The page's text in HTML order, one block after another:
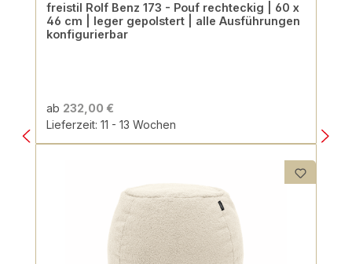
freistil Rolf Benz 173 - Pouf rechteckig | 60 x
46 cm | leger gepolstert | alle Ausführungen
konfigurierbar
ab 232,00 €
Lieferzeit: 11 - 13 Wochen